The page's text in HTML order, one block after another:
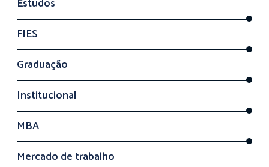
Estudos
FIES
Graduação
Institucional
MBA
Mercado de trabalho